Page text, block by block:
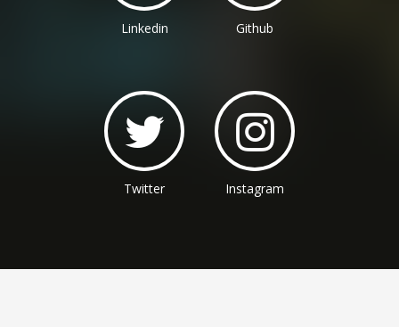
Linkedin Github
Twitter Instagram